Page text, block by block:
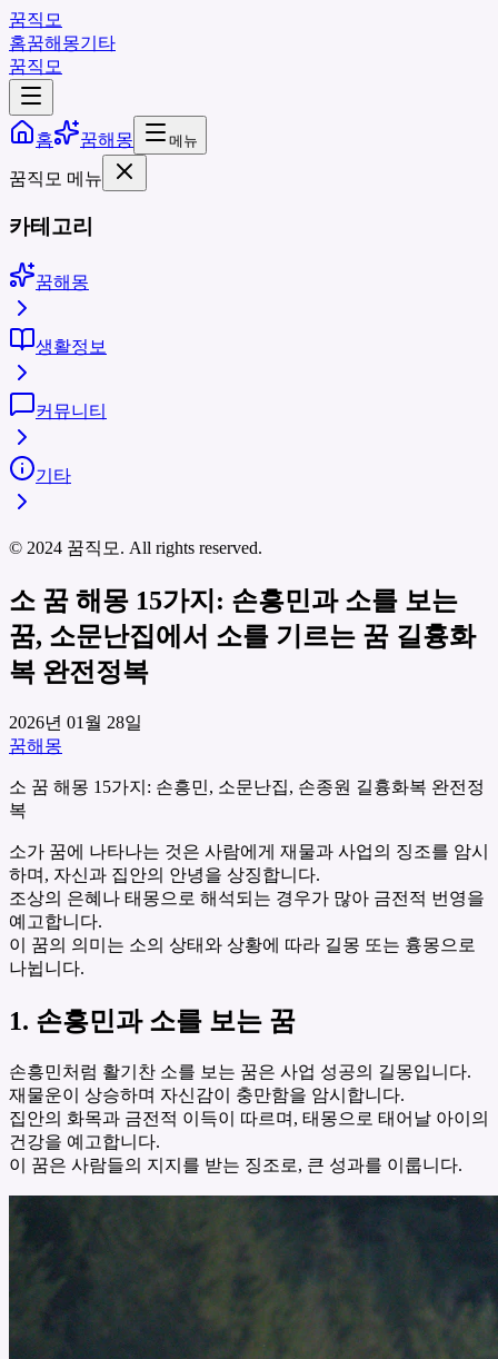
꿈직모
홈꿈해몽기타
꿈직모
홈 꿈해몽 메뉴
꿈직모 메뉴
카테고리
꿈해몽
생활정보
커뮤니티
기타
© 2024 꿈직모. All rights reserved.
소 꿈 해몽 15가지: 손흥민과 소를 보는
꿈, 소문난집에서 소를 기르는 꿈 길흉화
복 완전정복
2026년 01월 28일
꿈해몽
소 꿈 해몽 15가지: 손흥민, 소문난집, 손종원 길흉화복 완전정
복
소가 꿈에 나타나는 것은 사람에게 재물과 사업의 징조를 암시
하며, 자신과 집안의 안녕을 상징합니다.
조상의 은혜나 태몽으로 해석되는 경우가 많아 금전적 번영을
예고합니다.
이 꿈의 의미는 소의 상태와 상황에 따라 길몽 또는 흉몽으로
나뉩니다.
1. 손흥민과 소를 보는 꿈
손흥민처럼 활기찬 소를 보는 꿈은 사업 성공의 길몽입니다.
재물운이 상승하며 자신감이 충만함을 암시합니다.
집안의 화목과 금전적 이득이 따르며, 태몽으로 태어날 아이의
건강을 예고합니다.
이 꿈은 사람들의 지지를 받는 징조로, 큰 성과를 이룹니다.